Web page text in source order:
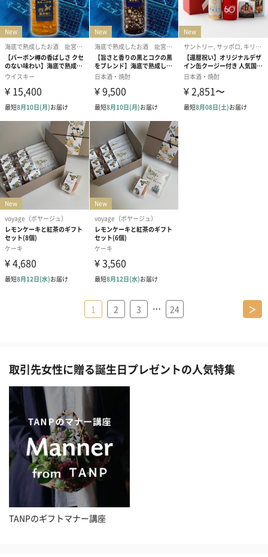
1 2 3 … 24 ＞
取引先女性に贈る誕生日プレゼントの人気特集
TANPのギフトマナー講座